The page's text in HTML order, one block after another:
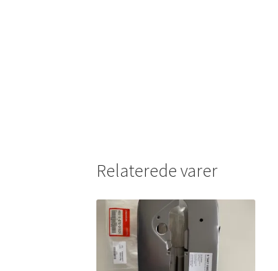
Relaterede varer